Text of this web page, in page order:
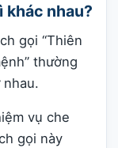
khác nhau?
gọi “Thiên
thường
vụ che
gọi này